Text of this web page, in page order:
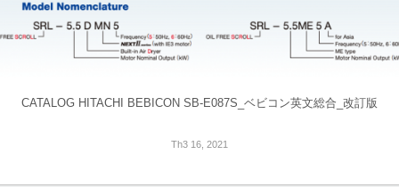
CATALOG HITACHI BEBICON SB-E087S_ベビコン英文総合_改訂版
Th3 16, 2021